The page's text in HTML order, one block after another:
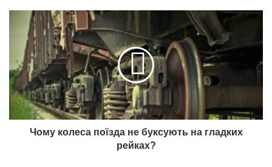
колеса
поїзда
буксують
на
гладких
рейках?
Чому колеса поїзда не буксують на гладких
рейках?